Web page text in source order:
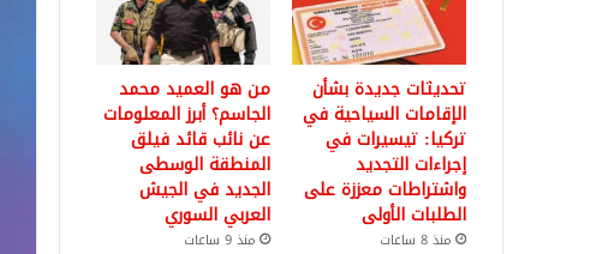
تحديثات جديدة بشأن
الإقامات السياحية في
تركيا: تيسيرات في
إجراءات التجديد
واشتراطات معززة على
الطلبات الأولى
منذ 8 ساعات
من هو العميد محمد
الجاسم؟ أبرز المعلومات
عن نائب قائد فيلق
المنطقة الوسطى
الجديد في الجيش
العربي السوري
منذ 9 ساعات